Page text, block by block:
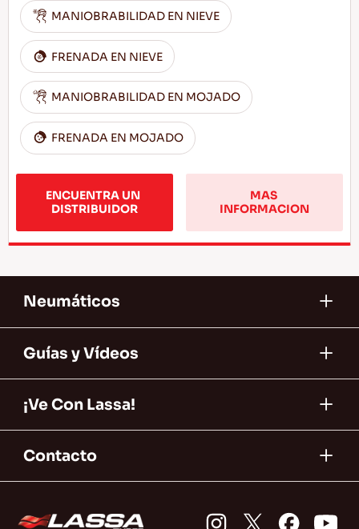
MANIOBRABILIDAD EN NIEVE
FRENADA EN NIEVE
MANIOBRABILIDAD EN MOJADO
FRENADA EN MOJADO
ENCUENTRA UN
DISTRIBUIDOR
MAS
INFORMACION
Neumáticos
Guías y Vídeos
¡Ve Con Lassa!
Contacto